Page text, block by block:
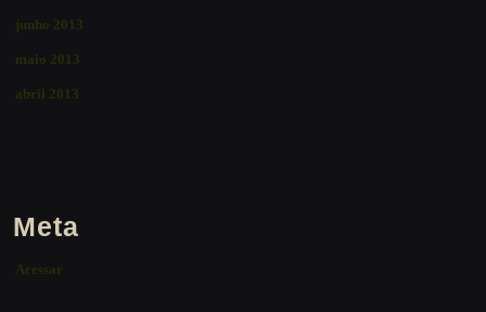
junho 2013
maio 2013
abril 2013
Meta
Acessar